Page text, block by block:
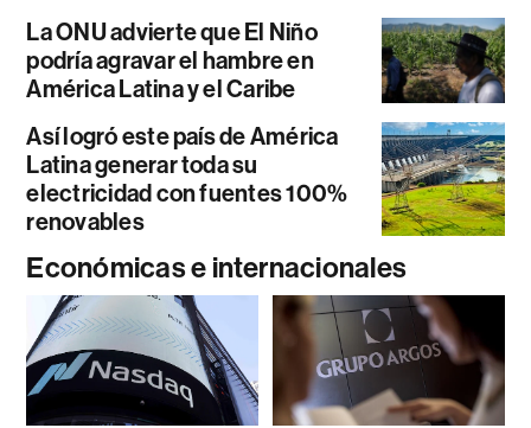
La ONU advierte que El Niño
podría agravar el hambre en
América Latina y el Caribe
Así logró este país de América
Latina generar toda su
electricidad con fuentes 100%
renovables
Económicas e internacionales